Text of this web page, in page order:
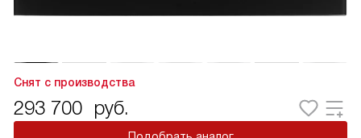
Снят с производства
293 700 руб.